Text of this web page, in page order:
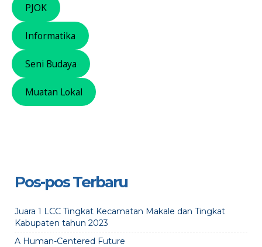
PJOK
Informatika
Seni Budaya
Muatan Lokal
Pos-pos Terbaru
Juara 1 LCC Tingkat Kecamatan Makale dan Tingkat
Kabupaten tahun 2023
A Human-Centered Future